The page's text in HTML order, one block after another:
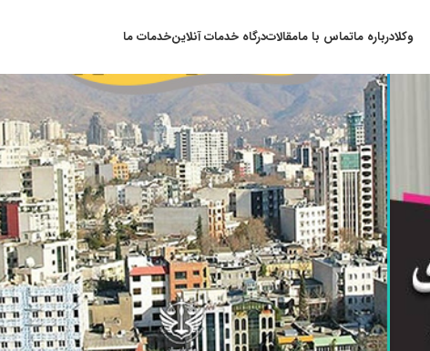
وکلادرباره ماتماس با مامقالاتدرگاه خدمات آنلاینخدمات ما ۲۸